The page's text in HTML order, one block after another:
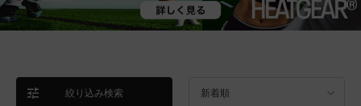
絞り込み検索 新着順